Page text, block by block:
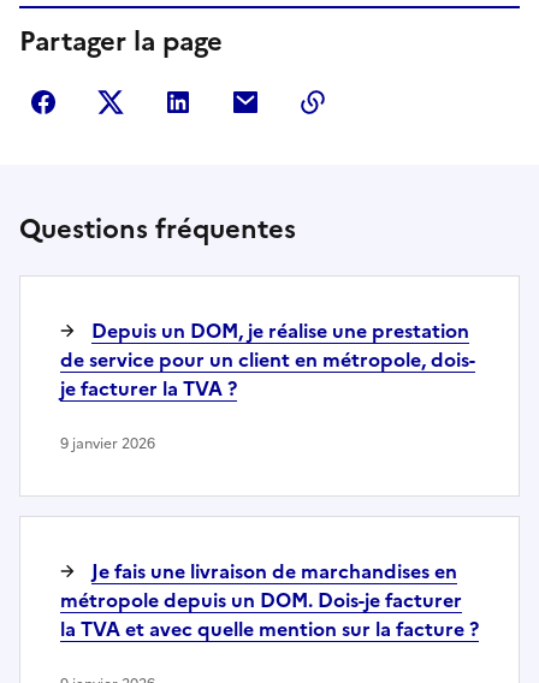
Partager la page
Partager sur Facebook
Partager sur Twitter
Partager sur LinkedIn
Partager par courriel
Questions fréquentes
Depuis un DOM, je réalise une prestation
de service pour un client en métropole, dois-
je facturer la TVA ?
9 janvier 2026
Je fais une livraison de marchandises en
métropole depuis un DOM. Dois-je facturer
la TVA et avec quelle mention sur la facture ?